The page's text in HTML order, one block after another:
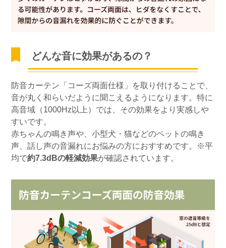
どんな音に効果があるの？
防音カーテン「コーズ両面仕様」を取り付けることで、
音が丸く和らいだように聞こえるようになります。特に
高音域（1000Hz以上）では、その効果をより実感しや
すいです。
赤ちゃんの鳴き声や、小型犬・猫などのペットの鳴き
声、話し声の音漏れにお悩みの方におすすめです。※平
均で約7.3dBの軽減効果が確認されています。